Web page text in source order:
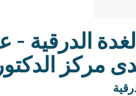
الدرقية -
مركز